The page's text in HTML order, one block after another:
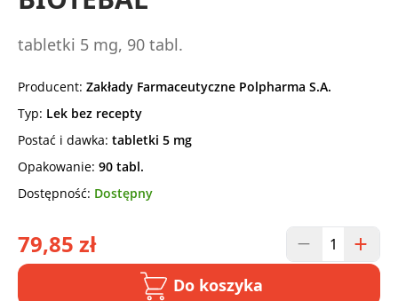
tabletki 5 mg, 90 tabl.
Producent: Zakłady Farmaceutyczne Polpharma S.A.
Typ: Lek bez recepty
Postać i dawka: tabletki 5 mg
Opakowanie: 90 tabl.
Dostępność: Dostępny
79,85 zł
Do koszyka